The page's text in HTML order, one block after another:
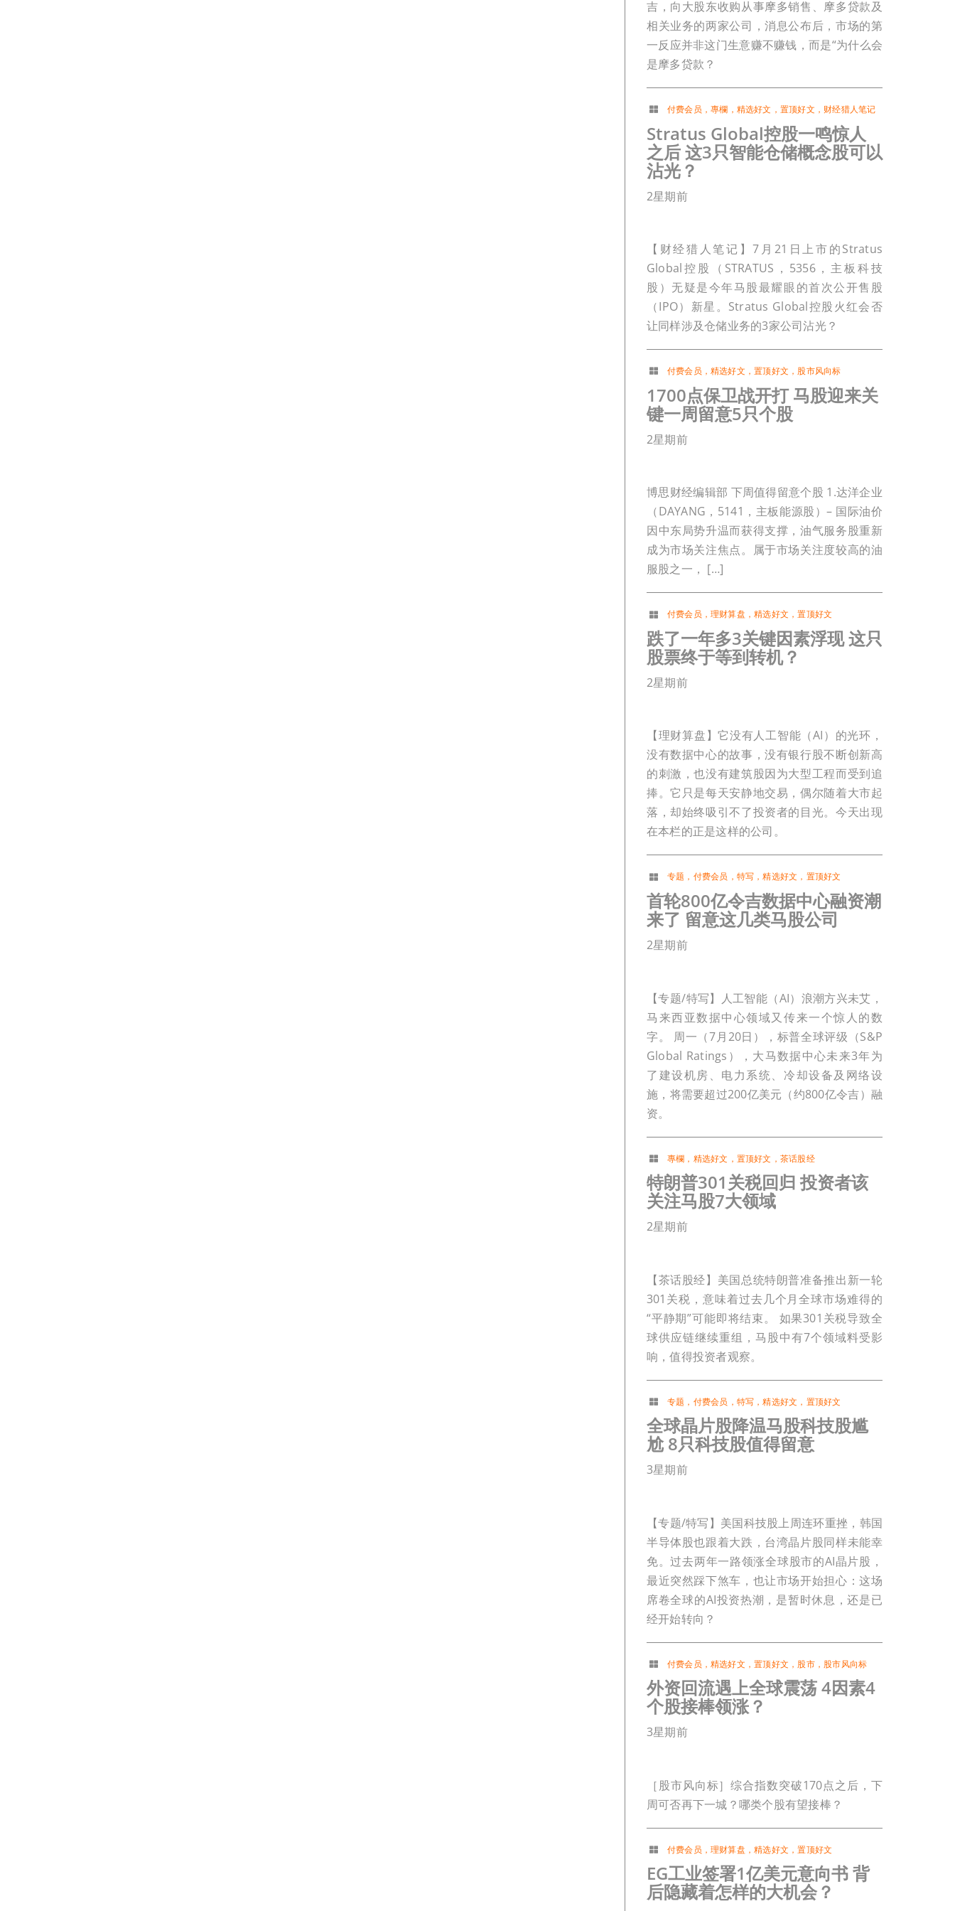
吉，向大股东收购从事摩多销售、摩多贷款及
相关业务的两家公司，消息公布后，市场的第
一反应并非这门生意赚不赚钱，而是“为什么会
是摩多贷款？
付费会员 ，專欄 ， 精选好文 ， 置顶好文 ， 财经猎人笔记
Stratus Global控股一鸣惊人
之后 这3只智能仓储概念股可以
沾光？
2星期前
【财经猎人笔记】7月21日上市的Stratus
Global控股（STRATUS，5356，主板科技
股）无疑是今年马股最耀眼的首次公开售股
（IPO）新星。Stratus Global控股火红会否
让同样涉及仓储业务的3家公司沾光？
付费会员 ，精选好文 ，置顶好文 ， 股市风向标
1700点保卫战开打 马股迎来关
键一周留意5只个股
2星期前
博思财经编辑部 下周值得留意个股 1.达洋企业
（DAYANG，5141，主板能源股）– 国际油价
因中东局势升温而获得支撑，油气服务股重新
成为市场关注焦点。属于市场关注度较高的油
服股之一， […]
付费会员 ，理财算盘 ，精选好文 ，置顶好文
跌了一年多3关键因素浮现 这只
股票终于等到转机？
2星期前
【理财算盘】它没有人工智能（AI）的光环，
没有数据中心的故事，没有银行股不断创新高
的刺激，也没有建筑股因为大型工程而受到追
捧。它只是每天安静地交易，偶尔随着大市起
落，却始终吸引不了投资者的目光。今天出现
在本栏的正是这样的公司。
专题 ， 付费会员 ， 特写 ，精选好文 ， 置顶好文
首轮800亿令吉数据中心融资潮
来了 留意这几类马股公司
2星期前
【专题/特写】人工智能（AI）浪潮方兴未艾，
马来西亚数据中心领域又传来一个惊人的数
字。 周一（7月20日），标普全球评级（S&P
Global Ratings），大马数据中心未来3年为
了建设机房、电力系统、冷却设备及网络设
施，将需要超过200亿美元（约800亿令吉）融
资。
專欄 ， 精选好文 ， 置顶好文 ， 茶话股经
特朗普301关税回归 投资者该
关注马股7大领域
2星期前
【茶话股经】美国总统特朗普准备推出新一轮
301关税，意味着过去几个月全球市场难得的
“平静期”可能即将结束。 如果301关税导致全
球供应链继续重组，马股中有7个领域料受影
响，值得投资者观察。
专题 ， 付费会员 ， 特写 ，精选好文 ， 置顶好文
全球晶片股降温马股科技股尴
尬 8只科技股值得留意
3星期前
【专题/特写】美国科技股上周连环重挫，韩国
半导体股也跟着大跌，台湾晶片股同样未能幸
免。过去两年一路领涨全球股市的AI晶片股，
最近突然踩下煞车，也让市场开始担心：这场
席卷全球的AI投资热潮，是暂时休息，还是已
经开始转向？
付费会员 ，精选好文 ，置顶好文 ， 股市， 股市风向标
外资回流遇上全球震荡 4因素4
个股接棒领涨？
3星期前
［股市风向标］综合指数突破170点之后，下
周可否再下一城？哪类个股有望接棒？
付费会员 ，理财算盘 ，精选好文 ，置顶好文
EG工业签署1亿美元意向书 背
后隐藏着怎样的大机会？